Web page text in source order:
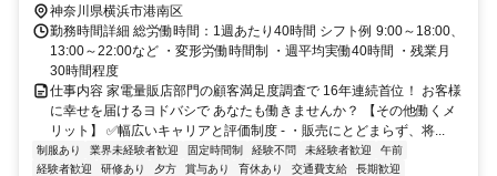
神奈川県横浜市港南区
勤務時間詳細 総労働時間：1週あたり40時間 シフト例 9:00～18:00、
13:00～22:00など ・変形労働時間制 ・週平均実働40時間 ・残業月
30時間程度
仕事内容 家電量販店部門の顧客満足度調査で 16年連続首位！ お客様
に幸せを届けるヨドバシで あなたも働きませんか？ 【その他働くメ
リット】 ✅幅広いキャリアと評価制度 - ・販売にとどまらず、将...
制服あり 業界未経験者歓迎 固定時間制 経験不問 未経験者歓迎
午前
経験者歓迎
研修あり 夕方 賞与あり 育休あり 交通費支給
長期歓迎